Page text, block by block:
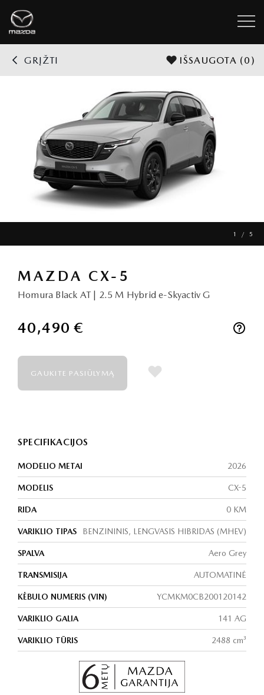
GRĮŽTI IŠSAUGOTA (0)
MAZDA CX-5
Homura Black AT | 2.5 M Hybrid e-Skyactiv G
40,490 €
GAUKITE PASIŪLYMĄ
1 / 5
SPECIFIKACIJOS
MODELIO METAI 2026
MODELIS CX-5
RIDA 0 KM
VARIKLIO TIPAS BENZININIS, LENGVASIS HIBRIDAS (MHEV)
SPALVA Aero Grey
TRANSMISIJA AUTOMATINĖ
KĖBULO NUMERIS (VIN) YCMKM0CB200120142
VARIKLIO GALIA 141 AG
VARIKLIO TŪRIS 2488 cm³